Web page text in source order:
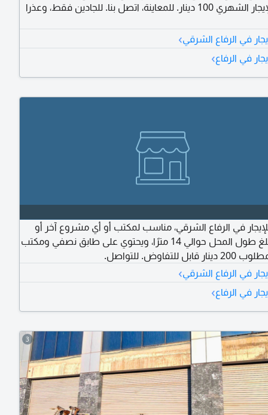
التجارية. الإيجار الشهري 100 دينار. للمعاينة، اتصل بنا. للجادين فقط، وعذرا
في الرفاع الشرقي›
في الرفاع›
في الرفاع الشرقي، مناسب لمكتب أو أي مشروع آخر أو
كمخزن. يبلغ طول المحل حوالي 14 مترًا، ويحتوي على طابق نصفي ومكتب
للتفاوض. للتواصل.
في الرفاع الشرقي›
في الرفاع›
3